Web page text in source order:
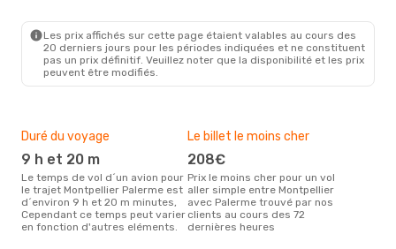
Les prix affichés sur cette page étaient valables au cours des
20 derniers jours pour les périodes indiquées et ne constituent
pas un prix définitif. Veuillez noter que la disponibilité et les prix
peuvent être modifiés.
Duré du voyage
9 h et 20 m
Le temps de vol d´un avion pour
le trajet Montpellier Palerme est
d´environ 9 h et 20 m minutes,
Cependant ce temps peut varier
en fonction d'autres eléments.
Le billet le moins cher
208€
Prix le moins cher pour un vol
aller simple entre Montpellier
avec Palerme trouvé par nos
clients au cours des 72
dernières heures